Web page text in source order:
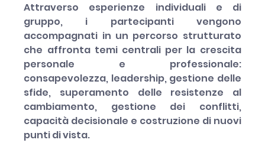
Attraverso esperienze individuali e di
gruppo, i partecipanti vengono
accompagnati in un percorso strutturato
che affronta temi centrali per la crescita
personale e professionale:
consapevolezza, leadership, gestione delle
sfide, superamento delle resistenze al
cambiamento, gestione dei conflitti,
capacità decisionale e costruzione di nuovi
punti di vista.